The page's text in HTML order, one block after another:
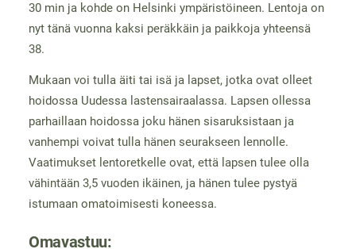
30 min ja kohde on Helsinki ympäristöineen. Lentoja on
nyt tänä vuonna kaksi peräkkäin ja paikkoja yhteensä
38.
Mukaan voi tulla äiti tai isä ja lapset, jotka ovat olleet
hoidossa Uudessa lastensairaalassa. Lapsen ollessa
parhaillaan hoidossa joku hänen sisaruksistaan ja
vanhempi voivat tulla hänen seurakseen lennolle.
Vaatimukset lentoretkelle ovat, että lapsen tulee olla
vähintään 3,5 vuoden ikäinen, ja hänen tulee pystyä
istumaan omatoimisesti koneessa.
Omavastuu: